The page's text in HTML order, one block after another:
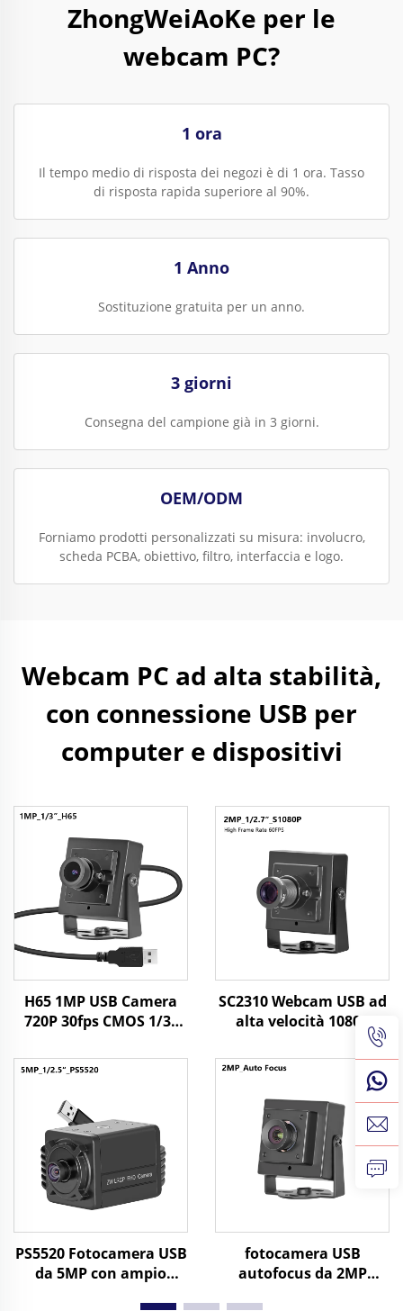
ZhongWeiAoKe per le
webcam PC?
1 ora
Il tempo medio di risposta dei negozi è di 1 ora. Tasso
di risposta rapida superiore al 90%.
1 Anno
Sostituzione gratuita per un anno.
3 giorni
Consegna del campione già in 3 giorni.
OEM/ODM
Forniamo prodotti personalizzati su misura: involucro,
scheda PCBA, obiettivo, filtro, interfaccia e logo.
Webcam PC ad alta stabilità,
con connessione USB per
computer e dispositivi
H65 1MP USB Camera
720P 30fps CMOS 1/3"
Mini Camera con
Windows/Android/Linux
SC2310 Webcam USB ad
alta velocità 1080P
60fps 2MP UVC OTG Plug
Play Mini telecamera
PS5520 Fotocamera USB
da 5MP con ampio
fotocamera USB
autofocus da 2MP